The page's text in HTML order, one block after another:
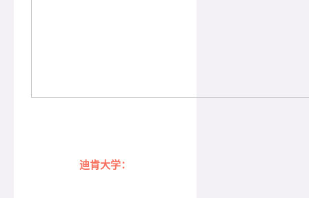
迪肯大学：